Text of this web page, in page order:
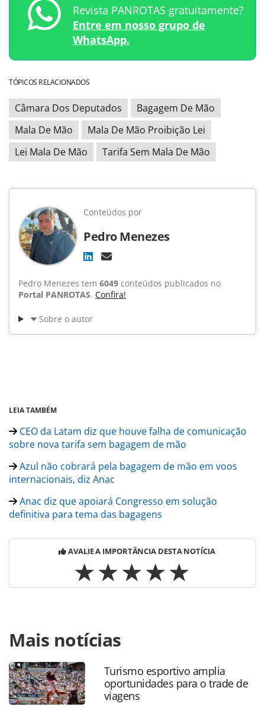
Revista PANROTAS gratuitamente?
Entre em nosso grupo de
WhatsApp.
TÓPICOS RELACIONADOS
Câmara Dos Deputados
Bagagem De Mão
Mala De Mão
Mala De Mão Proibição Lei
Lei Mala De Mão
Tarifa Sem Mala De Mão
Conteúdos por
Pedro Menezes
Pedro Menezes tem 6049 conteúdos publicados no
Portal PANROTAS. Confira!
Sobre o autor
LEIA TAMBÉM
CEO da Latam diz que houve falha de comunicação
sobre nova tarifa sem bagagem de mão
Azul não cobrará pela bagagem de mão em voos
internacionais, diz Anac
Anac diz que apoiará Congresso em solução
definitiva para tema das bagagens
AVALIE A IMPORTÂNCIA DESTA NOTÍCIA
https://www.panrotas.com.br/aviacao/empresas/2025/10/
aprova-urgencia-para-projeto-que-proibe-cobranca-de-
bagagem-de-mao_222704.html ou as ferramentas
oferecidas na página. Todo o conteúdo produzido pela
PANROTAS Editora é protegido pela legislação brasileira
sobre direito autoral. Não reproduza o conteúdo sem
Mais notícias
Turismo esportivo amplia
oportunidades para o trade de
viagens